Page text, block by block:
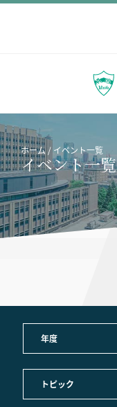
ホーム イベント一覧
イベント一覧
年度
トピック